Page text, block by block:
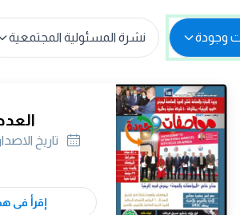
نشرة المسئولية المجتمعية
العدد
تاريخ الاصدار
إقرأ فى